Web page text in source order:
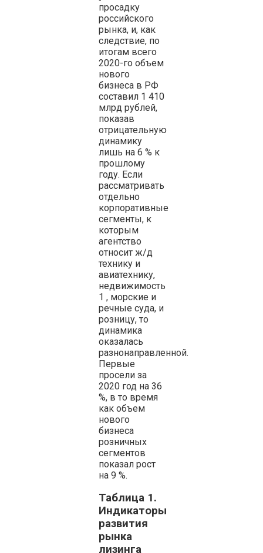
просадку
российского
рынка, и, как
следствие, по
итогам всего
2020-го объем
нового
бизнеса в РФ
составил 1 410
млрд рублей,
показав
отрицательную
динамику
лишь на 6 % к
прошлому
году. Если
рассматривать
отдельно
корпоративные
сегменты, к
которым
агентство
относит ж/д
технику и
авиатехнику,
недвижимость
1 , морские и
речные суда, и
розницу, то
динамика
оказалась
разнонаправленной.
Первые
просели за
2020 год на 36
%, в то время
как объем
нового
бизнеса
розничных
сегментов
показал рост
на 9 %.
Таблица 1.
Индикаторы
развития
рынка
лизинга